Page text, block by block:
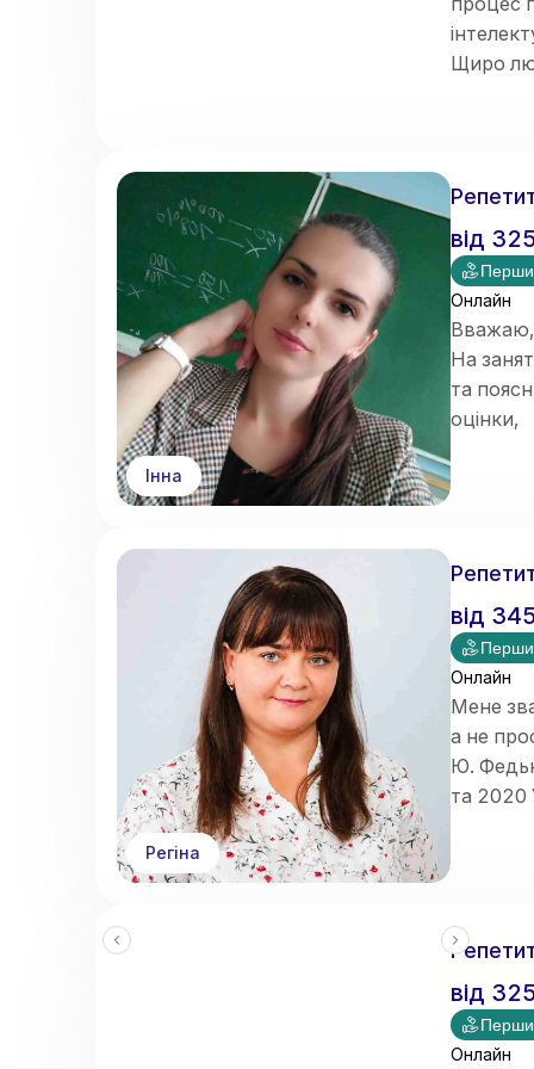
Щиро
Кожне
Інна
від
Онлайн
Вважаю,
На
та
оцінки,
Маю 4
Також
Регіна
від
Онлайн
Мене
а не
Ю.
та 2020
від
Онлайн